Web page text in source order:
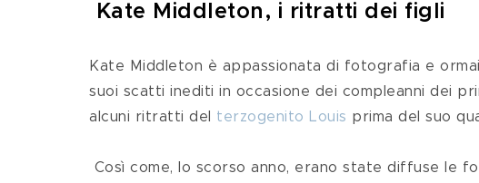
Kate Middleton, i ritratti dei figli
Kate Middleton è appassionata di fotografia e
suoi scatti inediti in occasione dei compleanni dei
alcuni ritratti del terzogenito Louis prima del suo